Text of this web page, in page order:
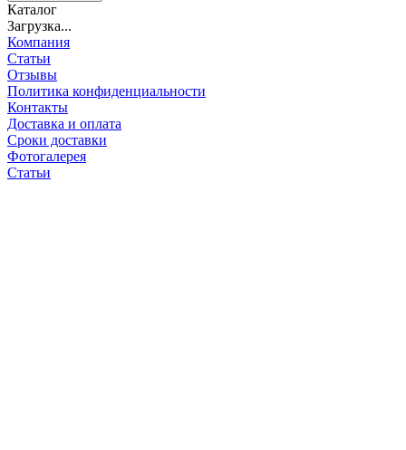
Каталог
Загрузка...
Компания
Статьи
Отзывы
Политика конфиденциальности
Контакты
Доставка и оплата
Сроки доставки
Фотогалерея
Статьи